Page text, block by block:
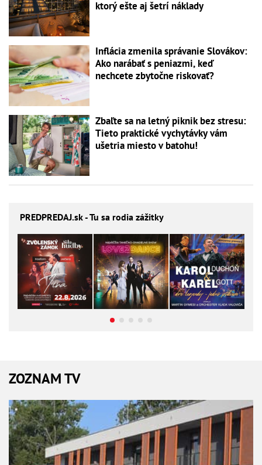
ktorý ešte aj šetrí náklady
Inflácia zmenila správanie Slovákov:
Ako narábať s peniazmi, keď
nechcete zbytočne riskovať?
Zbaľte sa na letný piknik bez stresu:
Tieto praktické vychytávky vám
ušetria miesto v batohu!
PREDPREDAJ.sk - Tu sa rodia zážitky
ZOZNAM TV